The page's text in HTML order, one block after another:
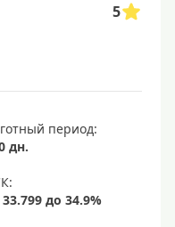
5
период:
дн.